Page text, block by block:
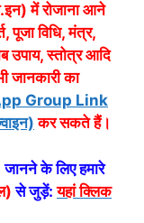
में रोजाना आने
पूजा विधि, मंत्र,
उपाय, स्तोत्र आदि
जानकारी का
Group Link
कर सकते हैं।
जानने के लिए हमारे
से जुड़ें:यहां क्लिक